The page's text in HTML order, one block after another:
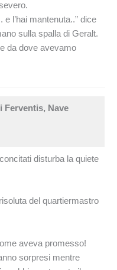
l’hai mantenuta..” dice
sulla spalla di Geralt.
da dove avevamo
Ferventis, Nave
disturba la quiete
del quartiermastro
aveva promesso!
sorpresi mentre